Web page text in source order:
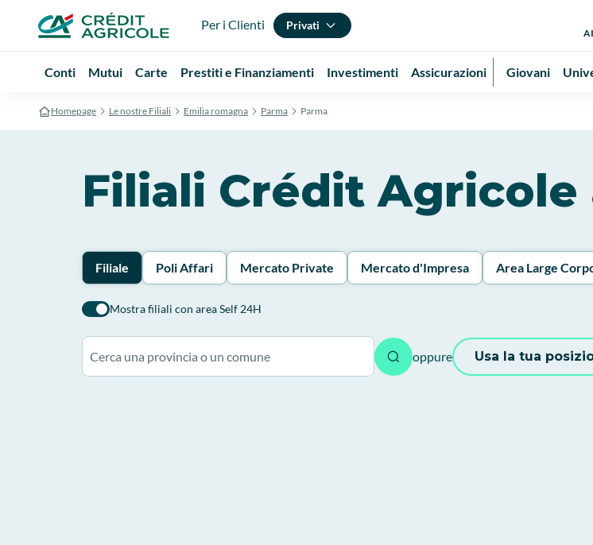
Per i Clienti Privati
Conti Mutui Carte Prestiti e Finanziamenti Investimenti Assicurazioni Giovani
Homepage Le nostre Filiali Emilia romagna Parma Parma
Filiali Crédit Agricole
Filiale Poli Affari Mercato Private Mercato d'Impresa Area Large
Mostra filiali con area Self 24H
oppure Usa la tua